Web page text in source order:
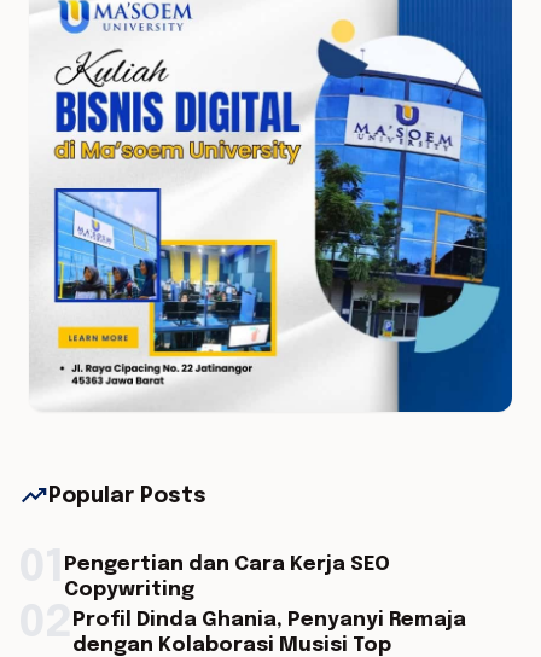
trending_up Popular Posts
Pengertian dan Cara Kerja SEO
Copywriting
Profil Dinda Ghania, Penyanyi Remaja
dengan Kolaborasi Musisi Top